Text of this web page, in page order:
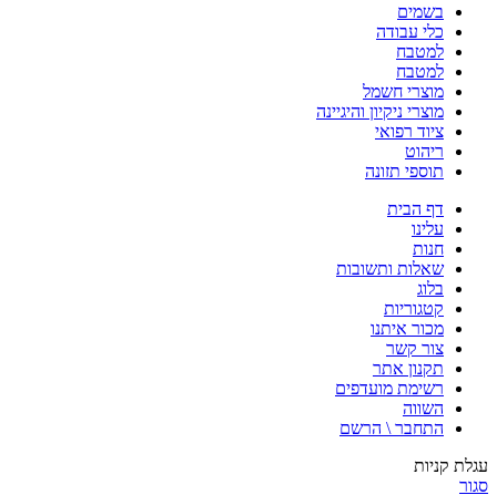
בשמים
כלי עבודה
למטבח
למטבח
מוצרי חשמל
מוצרי ניקיון והיגיינה
ציוד רפואי
ריהוט
תוספי תזונה
דף הבית
עלינו
חנות
שאלות ותשובות
בלוג
קטגוריות
מכור איתנו
צור קשר
תקנון אתר
רשימת מועדפים
השווה
התחבר \ הרשם
עגלת קניות
סגור